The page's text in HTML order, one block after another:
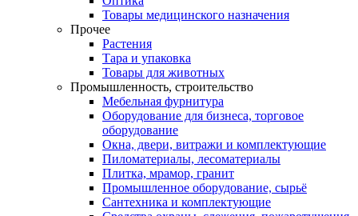
Товары медицинского назначения
Прочее
Растения
Тара и упаковка
Товары для животных
Промышленность, строительство
Мебельная фурнитура
Оборудование для бизнеса, торговое
оборудование
Окна, двери, витражи и комплектующие
Пиломатериалы, лесоматериалы
Плитка, мрамор, гранит
Промышленное оборудование, сырьё
Сантехника и комплектующие